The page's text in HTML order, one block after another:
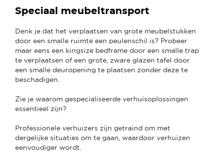
Speciaal meubeltransport
Denk je dat het verplaatsen van grote meubelstukken
door een smalle ruimte een peulenschil is? Probeer
maar eens een kingsize bedframe door een smalle trap
te verplaatsen of een grote, zware glazen tafel door
een smalle deuropening te plaatsen zonder deze te
beschadigen.
Zie je waarom gespecialiseerde verhuisoplossingen
essentieel zijn?
Professionele verhuizers zijn getraind om met
dergelijke situaties om te gaan, waardoor verhuizen
eenvoudiger wordt.